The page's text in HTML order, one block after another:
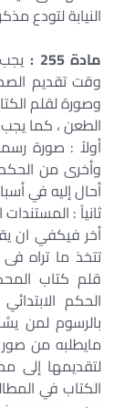
النيابة لتودع
مادة 255 :
يجب
وقت تقديم
وصورة لقلم
الطعن ، كما
أولاً : صورة
وأخرى من
أحال إليه في
ثانياً :
أخر فيكفي ان
تتخذ ما تراه
قلم كتاب
الحكم
بالرسوم لمن
مايطلبه من صور
لتقديمها إلى
الكتاب في